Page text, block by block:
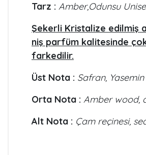
Tarz : Amber,Odunsu
Şekerli Kristalize edilmiş
niş parfüm kalitesinde çok
farkedilir.
Üst Nota : Safran, Yasemin
Orta Nota : Amber wood,
Alt Nota : Çam reçinesi,